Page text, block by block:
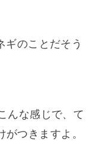
ギのことだそう
んな感じで、て
つきますよ。